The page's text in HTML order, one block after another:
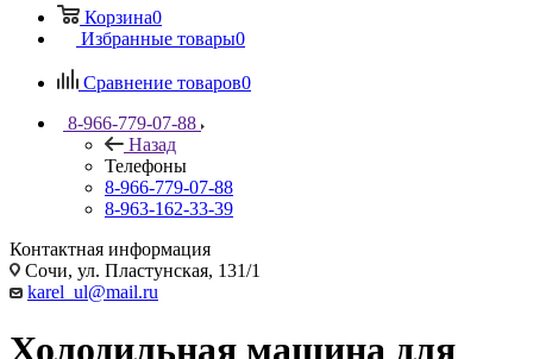
Корзина0
Избранные товары0
Сравнение товаров0
8-966-779-07-88
Назад
Телефоны
8-966-779-07-88
8-963-162-33-39
Контактная информация
Сочи, ул. Пластунская, 131/1
karel_ul@mail.ru
Холодильная машина для